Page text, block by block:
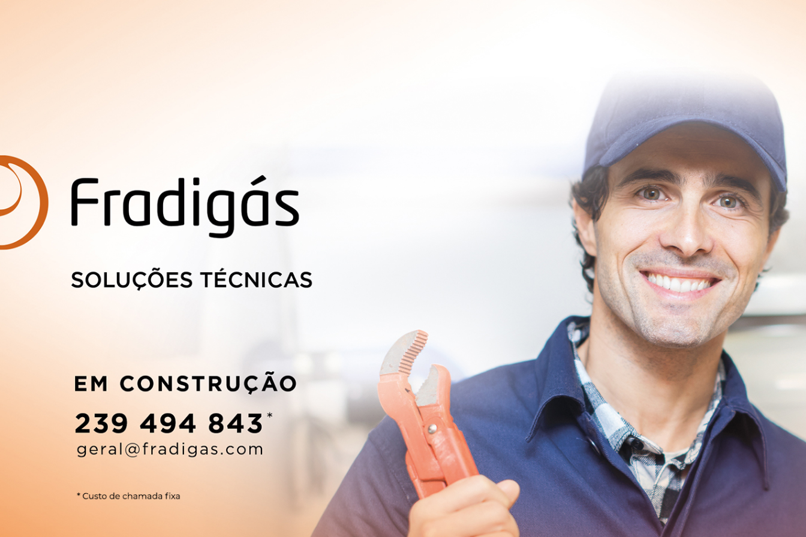
www.arbitragemdeconsumo.org
www.centrodearbitragemdecoimbra.com
239821690
geral@centrodearbitragemdecoimbra.com
www.consumidor.gov.pt